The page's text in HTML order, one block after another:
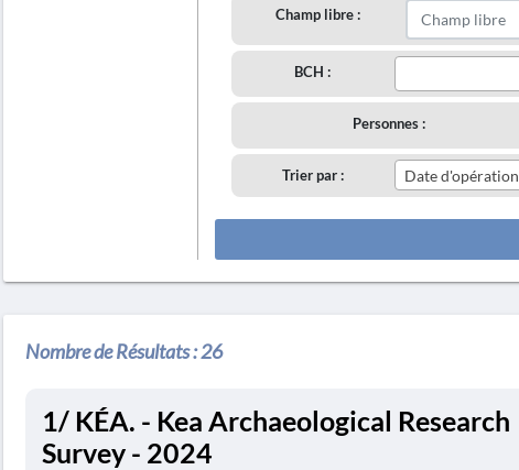
Champ libre :
BCH :
Personnes :
Trier par : Date d'opération
Nombre de Résultats :26
1/ KÉA. - Kea Archaeological Research
Survey - 2024